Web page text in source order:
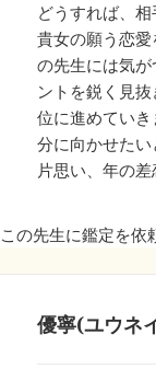
どうすれば、
貴女の願う恋
の先生には気
ントを鋭く見
位に進めてい
分に向かせたい
片思い、年の
この先生に鑑定を依
優寧(ユウネ